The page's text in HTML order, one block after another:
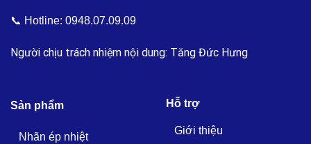
📞 Hotline: 0948.07.09.09
Người chịu trách nhiệm nội dung: Tăng Đức Hưng
Sản phẩm
Nhãn ép nhiệt
Hỗ trợ
Giới thiệu